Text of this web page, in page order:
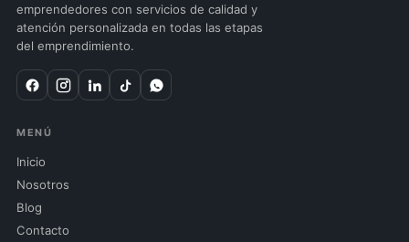
emprendedores con servicios de calidad y
atención personalizada en todas las etapas
del emprendimiento.
MENÚ
Inicio
Nosotros
Blog
Contacto